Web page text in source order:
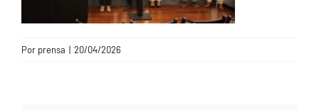
Por prensa | 20/04/2026